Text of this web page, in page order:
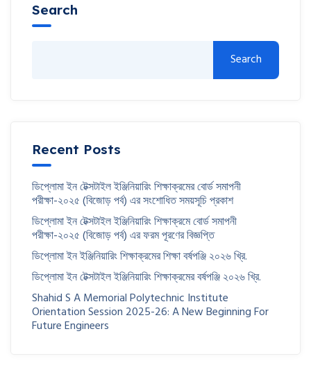
Search
Search
Recent Posts
ডিপ্লোমা ইন টেক্সটাইল ইঞ্জিনিয়ারিং শিক্ষাক্রমের বোর্ড সমাপনী
পরীক্ষা-২০২৫ (বিজোড় পর্ব) এর সংশোধিত সময়সূচি প্রকাশ
ডিপ্লোমা ইন টেক্সটাইল ইঞ্জিনিয়ারিং শিক্ষাক্রমে বোর্ড সমাপনী
পরীক্ষা-২০২৫ (বিজোড় পর্ব) এর ফরম পূরণের বিজ্ঞপ্তি
ডিপ্লোমা ইন ইঞ্জিনিয়ারিং শিক্ষাক্রমের শিক্ষা বর্ষপঞ্জি ২০২৬ খ্রি.
ডিপ্লোমা ইন টেক্সটাইল ইঞ্জিনিয়ারিং শিক্ষাক্রমের বর্ষপঞ্জি ২০২৬ খ্রি.
Shahid S A Memorial Polytechnic Institute
Orientation Session 2025-26: A New Beginning For
Future Engineers